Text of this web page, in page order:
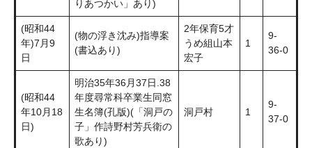
りあつかい」あり)
(昭和44
年)7月9
日
(物の浮き沈み)指導案
(書込あり)
2年保育5才
うめ組山本
宏子
1
9-
36-0
(昭和44
年10月18
日)
明治35年36月37日.38
年度尋常科卒業生同窓
生名簿(孔版)(「洞戸の
子」作詩野村芳兵衛の
歌あり)
洞戸村 1
9-
37-0